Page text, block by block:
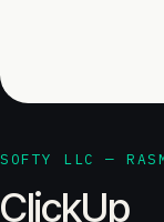
SOFTY LLC —
ClickUp